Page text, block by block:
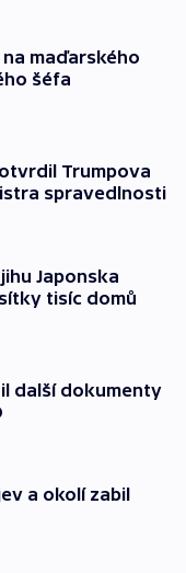
maďarského
šéfa
Trumpova
spravedlnosti
Japonska
tisíc domů
další dokumenty
a okolí zabil